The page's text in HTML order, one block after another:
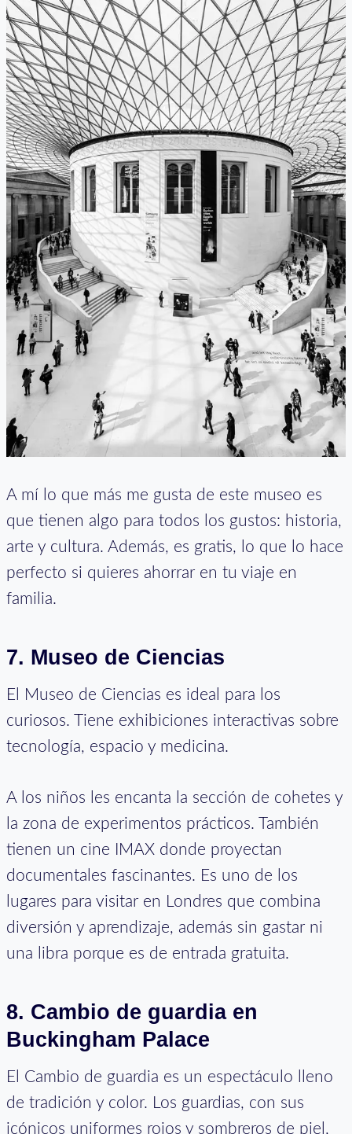
A mí lo que más me gusta de este museo es
que tienen algo para todos los gustos: historia,
arte y cultura. Además, es gratis, lo que lo hace
perfecto si quieres ahorrar en tu viaje en
familia.
7. Museo de Ciencias
El Museo de Ciencias es ideal para los
curiosos. Tiene exhibiciones interactivas sobre
tecnología, espacio y medicina.
A los niños les encanta la sección de cohetes y
la zona de experimentos prácticos. También
tienen un cine IMAX donde proyectan
documentales fascinantes. Es uno de los
lugares para visitar en Londres que combina
diversión y aprendizaje, además sin gastar ni
una libra porque es de entrada gratuita.
8. Cambio de guardia en
Buckingham Palace
El Cambio de guardia es un espectáculo lleno
de tradición y color. Los guardias, con sus
icónicos uniformes rojos y sombreros de piel,